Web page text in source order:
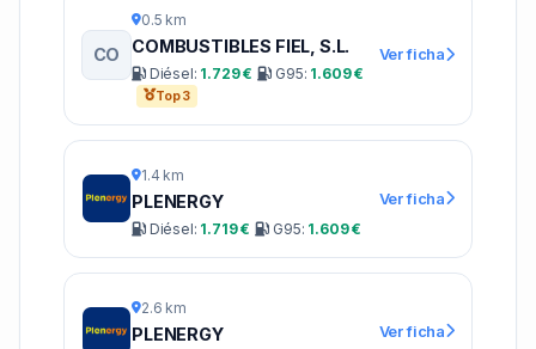
CO
0.5 km
COMBUSTIBLES FIEL, S.L.
Diésel: 1.729 € G95: 1.609 €
Top 3
Ver ficha
1.4 km
PLENERGY
Diésel: 1.719 € G95: 1.609 €
Ver ficha
2.6 km
PLENERGY Ver ficha